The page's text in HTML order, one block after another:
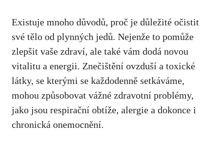
Existuje mnoho důvodů, proč je důležité očistit
své tělo od plynných jedů. Nejenže to pomůže
zlepšit vaše zdraví, ale také vám dodá novou
vitalitu a energii. Znečištění ovzduší a toxické
látky, se kterými se každodenně setkáváme,
mohou způsobovat vážné zdravotní problémy,
jako jsou respirační obtíže, alergie a dokonce i
chronická onemocnění.